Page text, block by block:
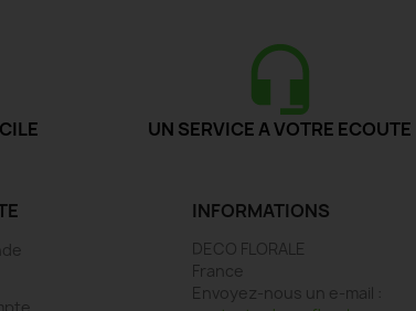
UN SERVICE A VOTRE ECOUTE
INFORMATIONS
DECO FLORALE
France
Envoyez-nous un e-mail :